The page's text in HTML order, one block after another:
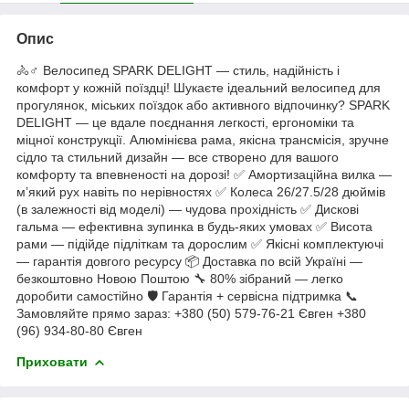
Опис
🚴♂️ Велосипед SPARK DELIGHT — стиль, надійність і
комфорт у кожній поїздці! Шукаєте ідеальний велосипед для
прогулянок, міських поїздок або активного відпочинку? SPARK
DELIGHT — це вдале поєднання легкості, ергономіки та
міцної конструкції. Алюмінієва рама, якісна трансмісія, зручне
сідло та стильний дизайн — все створено для вашого
комфорту та впевненості на дорозі! ✅ Амортизаційна вилка —
м’який рух навіть по нерівностях ✅ Колеса 26/27.5/28 дюймів
(в залежності від моделі) — чудова прохідність ✅ Дискові
гальма — ефективна зупинка в будь-яких умовах ✅ Висота
рами — підійде підліткам та дорослим ✅ Якісні комплектуючі
— гарантія довгого ресурсу 📦 Доставка по всій Україні —
безкоштовно Новою Поштою 🔧 80% зібраний — легко
доробити самостійно 🛡 Гарантія + сервісна підтримка 📞
Замовляйте прямо зараз: +380 (50) 579-76-21 Євген +380
(96) 934-80-80 Євген
Приховати